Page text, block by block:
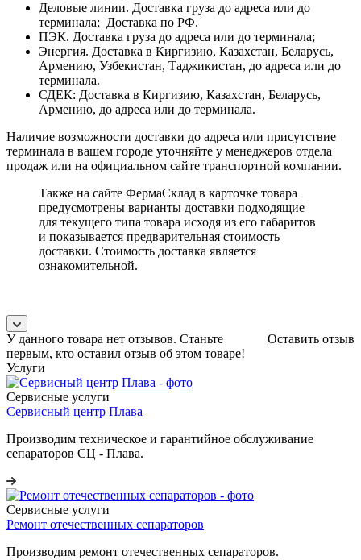
Деловые линии. Доставка груза до адреса или до
терминала; Доставка по РФ.
ПЭК. Доставка груза до адреса или до терминала;
Энергия. Доставка в Киргизию, Казахстан, Беларусь,
Армению, Узбекистан, Таджикистан, до адреса или до
терминала.
СДЕК: Доставка в Киргизию, Казахстан, Беларусь,
Армению, до адреса или до терминала.
Наличие возможности доставки до адреса или присутствие
терминала в вашем городе уточняйте у менеджеров отдела
продаж или на официальном сайте транспортной компании.
Также на сайте ФермаСклад в карточке товара
предусмотрены варианты доставки подходящие
для текущего типа товара исходя из его габаритов
и показывается предварительная стоимость
доставки. Стоимость доставка является
ознакомительной.
Оставить отзыв
У данного товара нет отзывов. Станьте
первым, кто оставил отзыв об этом товаре!
Услуги
Сервисные услуги
Сервисный центр Плава
Производим техническое и гарантийное обслуживание
сепараторов СЦ - Плава.
Сервисные услуги
Ремонт отечественных сепараторов
Производим ремонт отечественных сепараторов.